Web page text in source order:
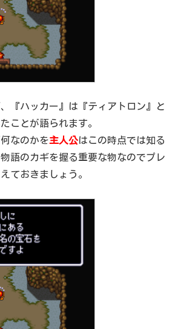
『ハッカー』は『ティアトロン』と
ことが語られます。
なのかを主人公はこの時点では知る
語のカギを握る重要な物なのでプレ
ておきましょう。